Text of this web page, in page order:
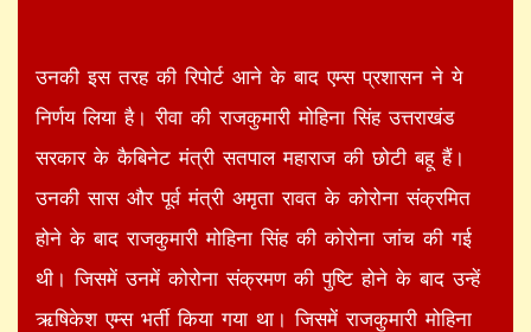
उनकी इस तरह की रिपोर्ट आने के बाद एम्स प्रशासन ने ये
निर्णय लिया है। रीवा की राजकुमारी मोहिना सिंह उत्तराखंड
सरकार के कैबिनेट मंत्री सतपाल महाराज की छोटी बहू हैं।
उनकी सास और पूर्व मंत्री अमृता रावत के कोरोना संक्रमित
होने के बाद राजकुमारी मोहिना सिंह की कोरोना जांच की गई
थी। जिसमें उनमें कोरोना संक्रमण की पुष्टि होने के बाद उन्हें
ऋषिकेश एम्स भर्ती किया गया था। जिसमें राजकुमारी मोहिना